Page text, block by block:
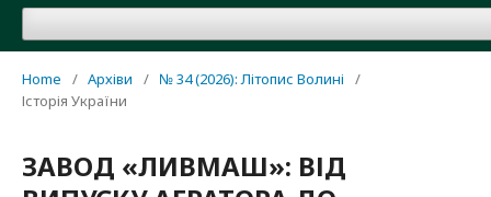
Home / Архіви / № 34 (2026): Літопис Волині
/
Історія України
ЗАВОД «ЛИВМАШ»: ВІД